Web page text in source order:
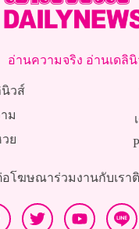
อ่านความจริง อ่านเดลิ
นิวส์
ม
ย
อโฆษณาร่วมงานกับเรา